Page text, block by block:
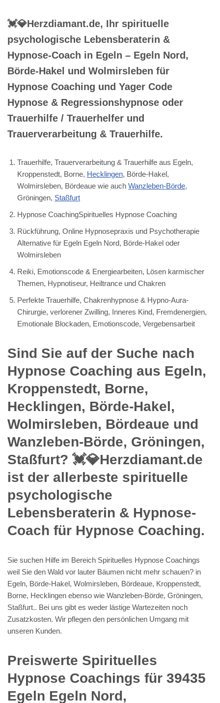
💓️💎Herzdiamant.de, Ihr spirituelle
psychologische Lebensberaterin &
Hypnose-Coach in Egeln – Egeln Nord,
Börde-Hakel und Wolmirsleben für
Hypnose Coaching und Yager Code
Hypnose & Regressionshypnose oder
Trauerhilfe / Trauerhelfer und
Trauerverarbeitung & Trauerhilfe.
Trauerhilfe, Trauerverarbeitung & Trauerhilfe aus Egeln,
Kroppenstedt, Borne, Hecklingen, Börde-Hakel,
Wolmirsleben, Bördeaue wie auch Wanzleben-Börde,
Gröningen, Staßfurt
Hypnose CoachingSpirituelles Hypnose Coaching
Rückführung, Online Hypnosepraxis und Psychotherapie
Alternative für Egeln Egeln Nord, Börde-Hakel oder
Wolmirsleben
Reiki, Emotionscode & Energiearbeiten, Lösen karmischer
Themen, Hypnotiseur, Heiltrance und Chakren
Perfekte Trauerhilfe, Chakrenhypnose & Hypno-Aura-
Chirurgie, verlorener Zwilling, Inneres Kind, Fremdenergien,
Emotionale Blockaden, Emotionscode, Vergebensarbeit
Sind Sie auf der Suche nach
Hypnose Coaching aus Egeln,
Kroppenstedt, Borne,
Hecklingen, Börde-Hakel,
Wolmirsleben, Bördeaue und
Wanzleben-Börde, Gröningen,
Staßfurt? 💓️💎Herzdiamant.de
ist der allerbeste spirituelle
psychologische
Lebensberaterin & Hypnose-
Coach für Hypnose Coaching.
Sie suchen Hilfe im Bereich Spirituelles Hypnose Coachings
weil Sie den Wald vor lauter Bäumen nicht mehr schauen? in
Egeln, Börde-Hakel, Wolmirsleben, Bördeaue, Kroppenstedt,
Borne, Hecklingen ebenso wie Wanzleben-Börde, Gröningen,
Staßfurt.. Bei uns gibt es weder lästige Wartezeiten noch
Zusatzkosten. Wir pflegen den persönlichen Umgang mit
unseren Kunden.
Preiswerte Spirituelles
Hypnose Coachings für 39435
Egeln Egeln Nord,